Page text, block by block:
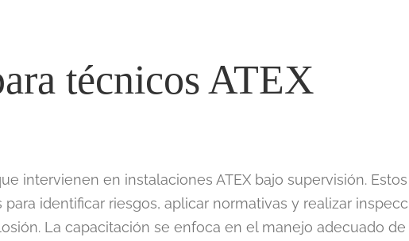
técnicos ATEX
intervienen en instalaciones ATEX bajo supervisión.
identificar riesgos, aplicar normativas y realizar
La capacitación se enfoca en el manejo adecuado